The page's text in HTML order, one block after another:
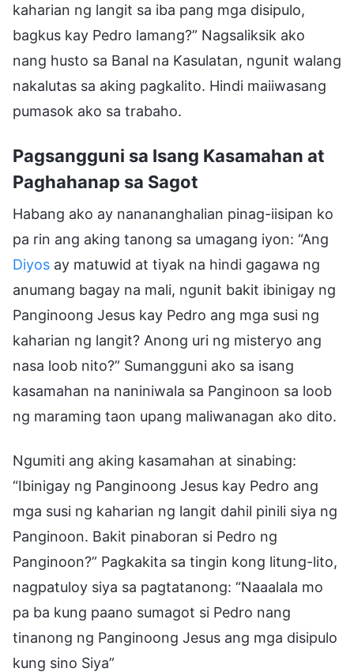
kaharian ng langit sa iba pang mga disipulo,
bagkus kay Pedro lamang?” Nagsaliksik ako
nang husto sa Banal na Kasulatan, ngunit walang
nakalutas sa aking pagkalito. Hindi maiiwasang
pumasok ako sa trabaho.
Pagsangguni sa Isang Kasamahan at
Paghahanap sa Sagot
Habang ako ay nanananghalian pinag-iisipan ko
pa rin ang aking tanong sa umagang iyon: “Ang
Diyos ay matuwid at tiyak na hindi gagawa ng
anumang bagay na mali, ngunit bakit ibinigay ng
Panginoong Jesus kay Pedro ang mga susi ng
kaharian ng langit? Anong uri ng misteryo ang
nasa loob nito?” Sumangguni ako sa isang
kasamahan na naniniwala sa Panginoon sa loob
ng maraming taon upang maliwanagan ako dito.
Ngumiti ang aking kasamahan at sinabing:
“Ibinigay ng Panginoong Jesus kay Pedro ang
mga susi ng kaharian ng langit dahil pinili siya ng
Panginoon. Bakit pinaboran si Pedro ng
Panginoon?” Pagkakita sa tingin kong litung-lito,
nagpatuloy siya sa pagtatanong: “Naaalala mo
pa ba kung paano sumagot si Pedro nang
tinanong ng Panginoong Jesus ang mga disipulo
kung sino Siya”